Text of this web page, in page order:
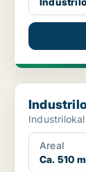
Industrilokal i
Areal
Ca. 510